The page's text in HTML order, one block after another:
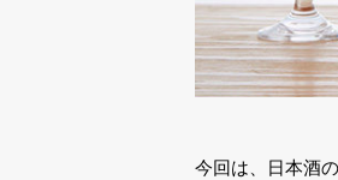
今回は、日本酒